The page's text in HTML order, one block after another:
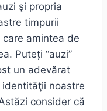
şi propria
timpurii
amintea de
Puteți “auzi”
un adevărat
noastre
consider că